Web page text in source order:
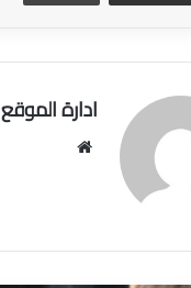
ادارة الموقع